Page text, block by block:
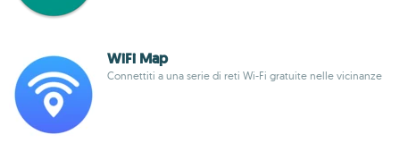
WiFi Map
Connettiti a una serie di reti Wi-Fi gratuite nelle vicinanze